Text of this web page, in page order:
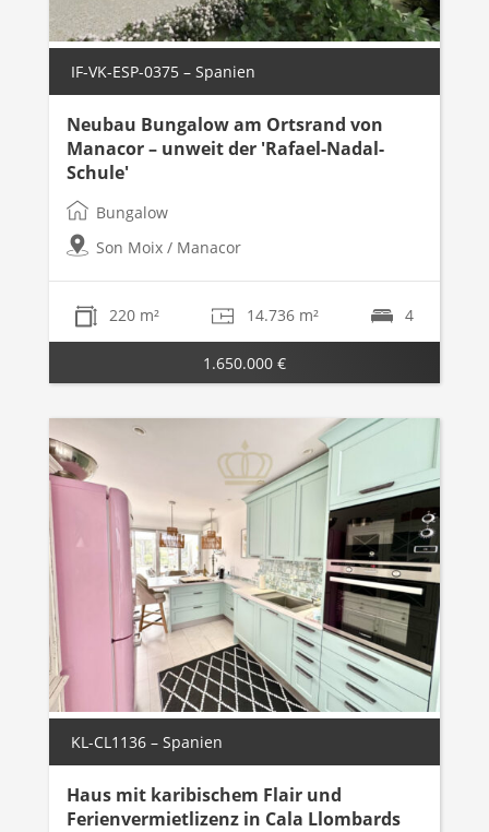
IF-VK-ESP-0375 – Spanien
Neubau Bungalow am Ortsrand von
Manacor – unweit der 'Rafael-Nadal-
Schule'
Bungalow
Son Moix / Manacor
220 m² 14.736 m² 4
1.650.000 €
KL-CL1136 – Spanien
Haus mit karibischem Flair und
Ferienvermietlizenz in Cala Llombards